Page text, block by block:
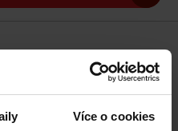
Více o cookies